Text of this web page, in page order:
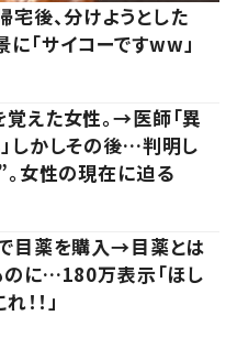
後、分けようとした
サイコーですww」
えた女性。→医師「異
しかしその後…判明し
女性の現在に迫る
目薬を購入→目薬とは
に…180万表示「ほし
！！」